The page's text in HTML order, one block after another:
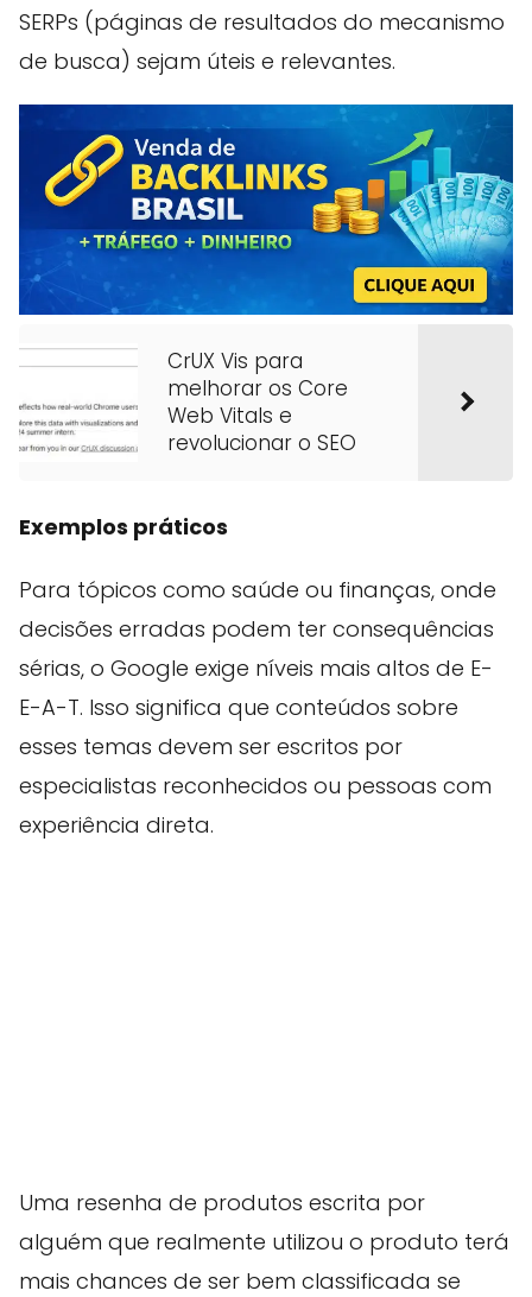
SERPs (páginas de resultados do mecanismo
de busca) sejam úteis e relevantes.
CrUX Vis para
melhorar os Core
Web Vitals e
revolucionar o SEO
Exemplos práticos
Para tópicos como saúde ou finanças, onde
decisões erradas podem ter consequências
sérias, o Google exige níveis mais altos de E-
E-A-T. Isso significa que conteúdos sobre
esses temas devem ser escritos por
especialistas reconhecidos ou pessoas com
experiência direta.
Uma resenha de produtos escrita por
alguém que realmente utilizou o produto terá
mais chances de ser bem classificada se